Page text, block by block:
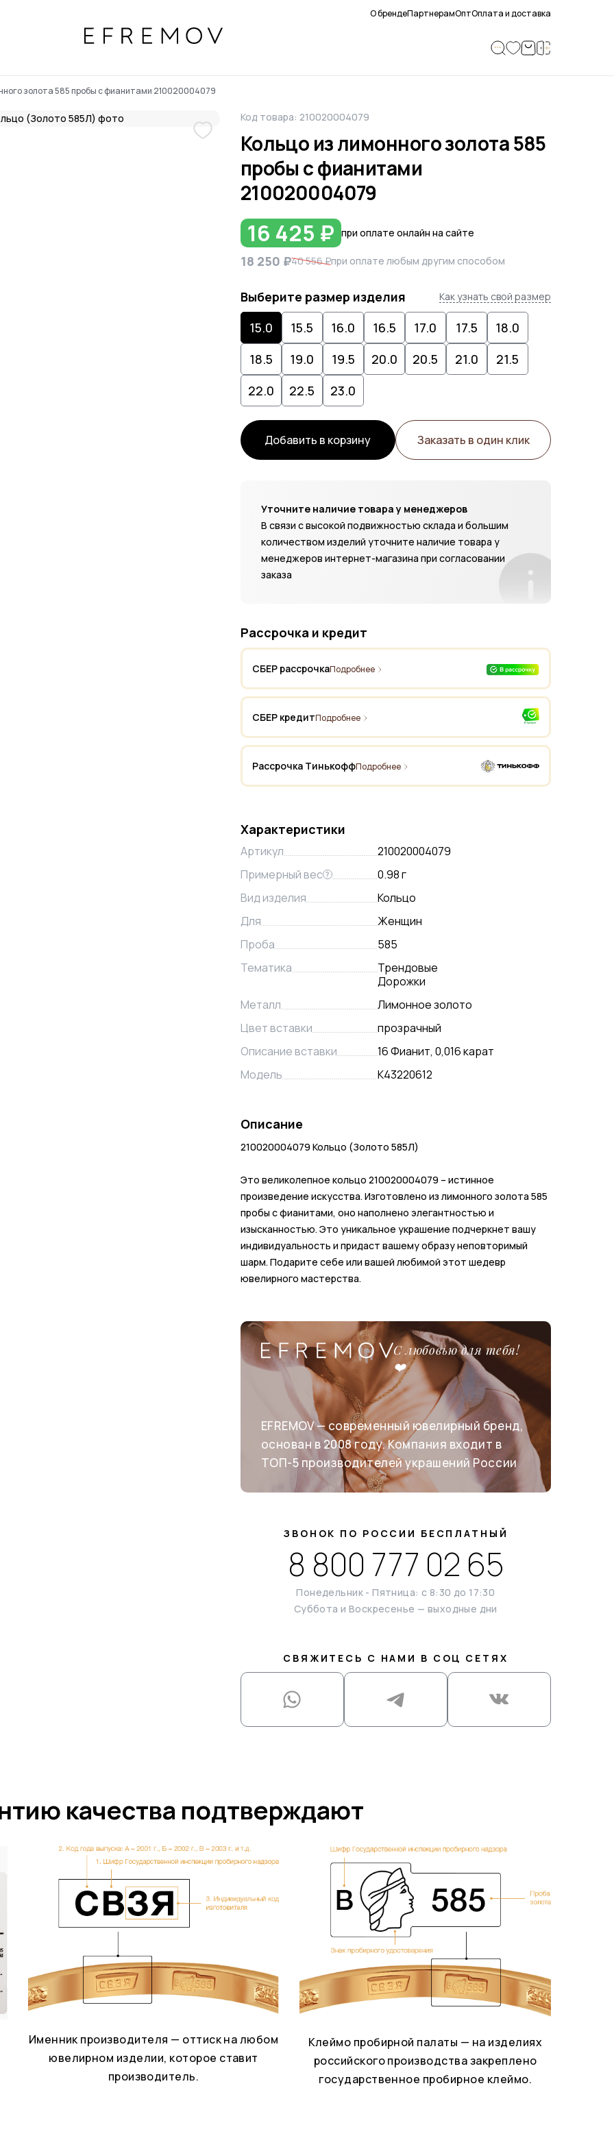
О брендеПартнерамОптОплата и доставка
золота 585 пробы с фианитами 210020004079
Код товара: 210020004079
Кольцо из лимонного золота 585
пробы с фианитами
210020004079
16 425 ₽ при оплате онлайн на сайте
18 250 ₽40 556 ₽при оплате любым другим способом
Выберите размер изделия Как узнать свой размер
15.0 15.5 16.0 16.5 17.0 17.5
18.0
18.5
19.0 19.5 20.0 20.5 21.0
21.5
22.0
22.5 23.0
Добавить в корзину Заказать в один клик
Уточните наличие товара у менеджеров
В связи с высокой подвижностью склада и большим
количеством изделий уточните наличие товара у
менеджеров интернет-магазина при согласовании
заказа
Рассрочка и кредит
СБЕР рассрочкаПодробнее
СБЕР кредитПодробнее
Рассрочка ТинькоффПодробнее
Характеристики
Артикул
210020004079
Примерный вес ?
0.98 г
Вид изделия
Кольцо
Для
Женщин
Проба
585
Тематика
Трендовые
Дорожки
Металл
Лимонное золото
Цвет вставки
прозрачный
Описание вставки
16 Фианит, 0,016 карат
Модель
К43220612
Описание
210020004079 Кольцо (Золото 585Л)
Это великолепное кольцо 210020004079 – истинное
произведение искусства. Изготовлено из лимонного золота 585
пробы с фианитами, оно наполнено элегантностью и
изысканностью. Это уникальное украшение подчеркнет вашу
индивидуальность и придаст вашему образу неповторимый
шарм. Подарите себе или вашей любимой этот шедевр
ювелирного мастерства.
С любовью для тебя!
❤️
EFREMOV — современный ювелирный бренд,
основан в 2008 году. Компания входит в
ТОП-5 производителей украшений России
ЗВОНОК ПО РОССИИ БЕСПЛАТНЫЙ
8 800 777 02 65
Понедельник - Пятница: с 8:30 до 17:30
Суббота и Воскресенье — выходные дни
СВЯЖИТЕСЬ С НАМИ В СОЦ СЕТЯХ
качества подтверждают
Именник производителя — оттиск на любом
ювелирном изделии, которое ставит
производитель.
Клеймо пробирной палаты — на изделиях
российского производства закреплено
государственное пробирное клеймо.